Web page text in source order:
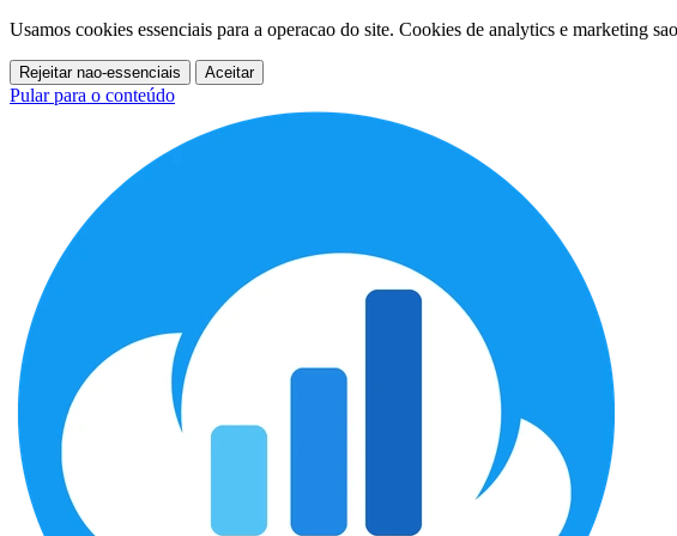
Usamos cookies essenciais para a operacao do site. Cookies de analytics e marketing
Rejeitar nao-essenciais Aceitar
Pular para o conteúdo